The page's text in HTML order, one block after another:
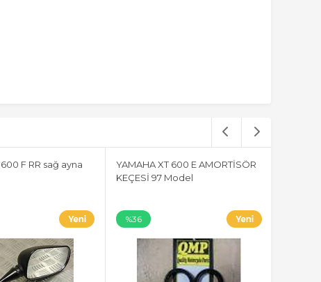
F RR sağ ayna
YAMAHA XT 600 E AMORTİSÖR
KEÇESİ 97 Model
%36